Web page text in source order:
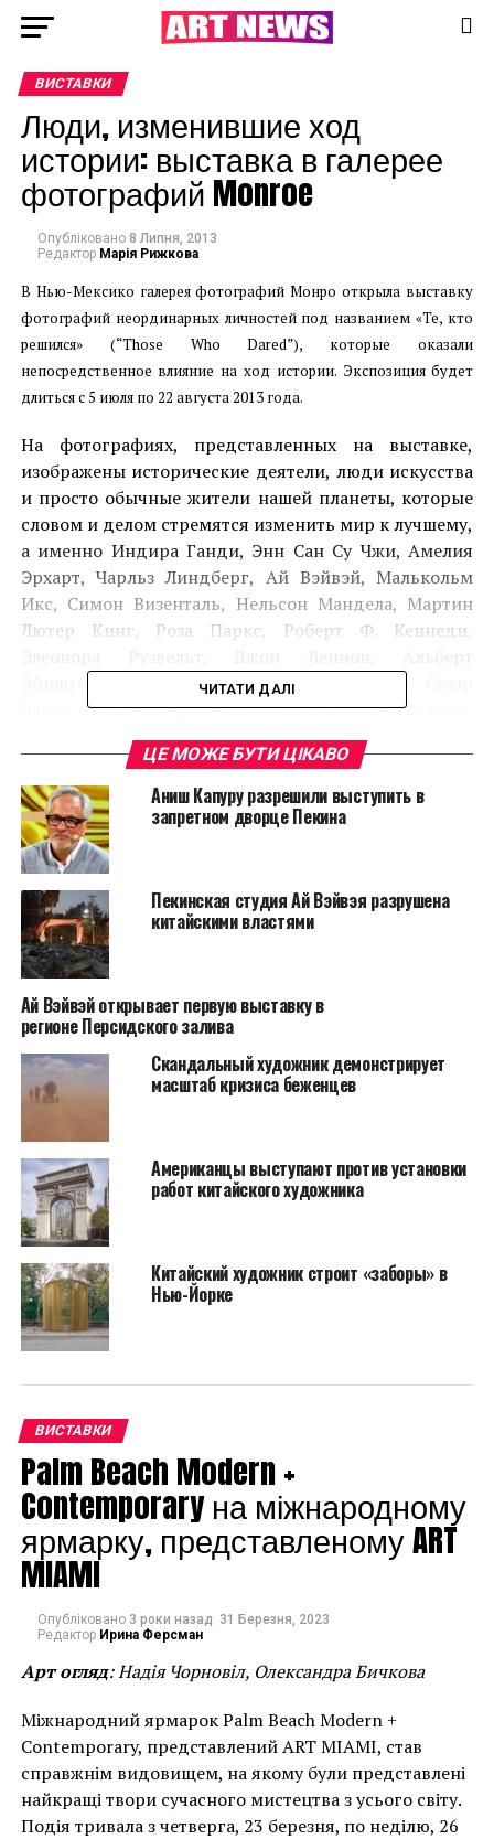
ВИСТАВКИ
Люди, изменившие ход
истории: выставка в галерее
фотографий Monroe
Опубліковано 8 Липня, 2013
Редактор Марія Рижкова
В Нью-Мексико галерея фотографий Монро открыла выставку
фотографий неординарных личностей под названием «Те, кто
решился» (“Those Who Dared”), которые оказали
непосредственное влияние на ход истории. Экспозиция будет
длиться с 5 июля по 22 августа 2013 года.
На фотографиях, представленных на выставке,
изображены исторические деятели, люди искусства
и просто обычные жители нашей планеты, которые
словом и делом стремятся изменить мир к лучшему,
а именно Индира Ганди, Энн Сан Су Чжи, Амелия
Эрхарт, Чарльз Линдберг, Ай Вэйвэй, Малькольм
Икс, Симон Визенталь, Нельсон Мандела, Мартин
Лютер Кинг, Роза Паркс, Роберт Ф. Кеннеди,
Эйнштейн, Анвар Садат, Жан-Поль Сартр, Сезар
Чавес, Мухаммед Али, Симона де Бовуар,
нобелевский лауреат Джеймс Уотсон, Джеки
Робинсон и другие.
Мартина Парра
ЧИТАТИ ДАЛІ
ЦЕ МОЖЕ БУТИ ЦІКАВО
Аниш Капуру разрешили выступить в
запретном дворце Пекина
Пекинская студия Ай Вэйвэя разрушена
китайскими властями
Ай Вэйвэй открывает первую выставку в
регионе Персидского залива
Скандальный художник демонстрирует
масштаб кризиса беженцев
Американцы выступают против установки
работ китайского художника
Китайский художник строит «заборы» в
Нью-Йорке
ВИСТАВКИ
Palm Beach Modern +
Contemporary на міжнародному
ярмарку, представленому ART
MIAMI
Опубліковано 3 роки назад 31 Березня, 2023
Редактор Ирина Ферсман
Арт огляд: Надія Чорновіл, Олександра Бичкова
Міжнародний ярмарок Palm Beach Modern +
Contemporary, представлений ART MIAMI, став
справжнім видовищем, на якому були представлені
найкращі твори сучасного мистецтва з усього світу.
Подія тривала з четверга, 23 березня, по неділю, 26